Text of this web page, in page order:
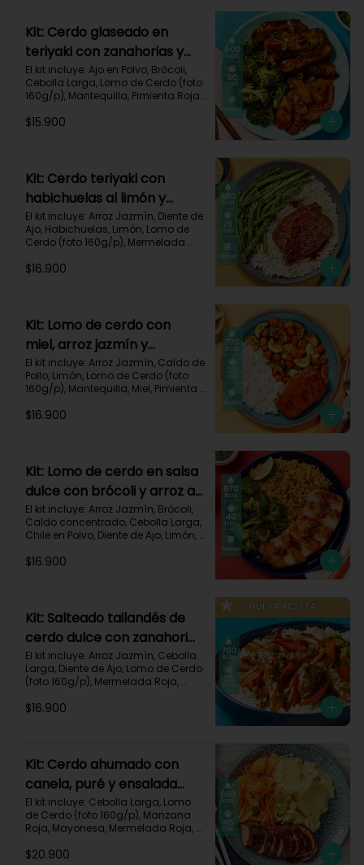
Kit: Cerdo glaseado en
teriyaki con zanahorias y
brócoli asados-125
El kit incluye: Ajo en Polvo, Brócoli,
Cebolla Larga, Lomo de Cerdo (foto
160g/p), Mantequilla, Pimienta Roja,
Impresa.
$15.900
Kit: Cerdo teriyaki con
habichuelas al limón y
arroz al ajillo-3
El kit incluye: Arroz Jazmín, Diente de
Ajo, Habichuelas, Limón, Lomo de
Cerdo (foto 160g/p), Mermelada
Impresa.
$16.900
Kit: Lomo de cerdo con
miel, arroz jazmín y
verduras al limón-76
El kit incluye: Arroz Jazmín, Caldo de
Pollo, Limón, Lomo de Cerdo (foto
160g/p), Mantequilla, Miel, Pimienta
Receta Impresa.
$16.900
Kit: Lomo de cerdo en salsa
dulce con brócoli y arroz al
chile-91
El kit incluye: Arroz Jazmín, Brócoli,
Caldo concentrado, Cebolla Larga,
Chile en Polvo, Diente de Ajo, Limón,
Mantequilla, Mermelada Roja,
Proteínas 31g
$16.900
Kit: Salteado tailandés de
cerdo dulce con zanahorias
y arroz-141
El kit incluye: Arroz Jazmín, Cebolla
Larga, Diente de Ajo, Lomo de Cerdo
(foto 160g/p), Mermelada Roja,
Paprika, Zanahoria, Receta Impresa.
$16.900
Kit: Cerdo ahumado con
canela, puré y ensalada
dulce-2
El kit incluye: Cebolla Larga, Lomo
de Cerdo (foto 160g/p), Manzana
Roja, Mayonesa, Mermelada Roja,
Cinnamon Paprika, Sour Cream,
$20.900